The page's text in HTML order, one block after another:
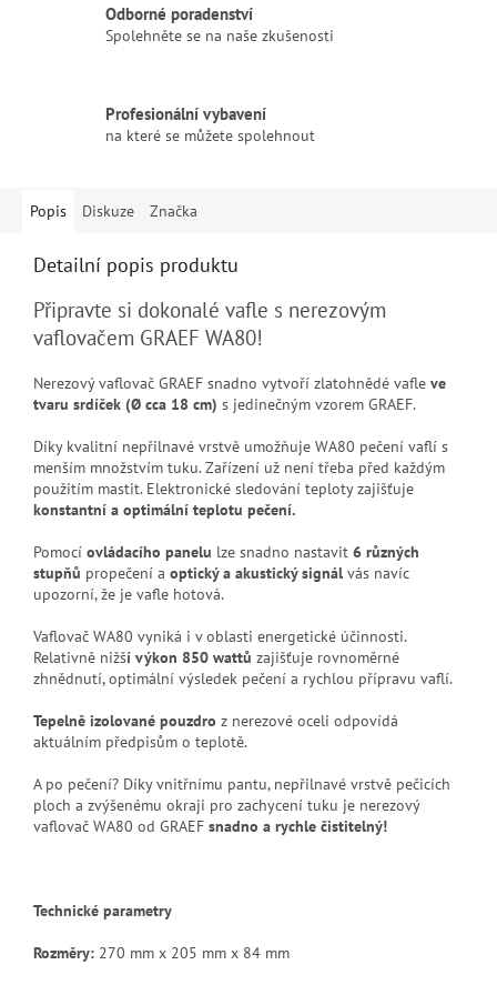
Odborné poradenství
Spolehněte se na naše zkušenosti
Profesionální vybavení
na které se můžete spolehnout
Popis Diskuze Značka
Detailní popis produktu
Připravte si dokonalé vafle s nerezovým
vaflovačem GRAEF WA80!
Nerezový vaflovač GRAEF snadno vytvoří zlatohnědé vafle ve
tvaru srdíček (Ø cca 18 cm) s jedinečným vzorem GRAEF.
Díky kvalitní nepřilnavé vrstvě umožňuje WA80 pečení vaflí s
menším množstvím tuku. Zařízení už není třeba před každým
použitím mastit. Elektronické sledování teploty zajišťuje
konstantní a optimální teplotu pečení.
Pomocí ovládacího panelu lze snadno nastavit 6 různých
stupňů propečení a optický a akustický signál vás navíc
upozorní, že je vafle hotová.
Vaflovač WA80 vyniká i v oblasti energetické účinnosti.
Relativně nižší výkon 850 wattů zajišťuje rovnoměrné
zhnědnutí, optimální výsledek pečení a rychlou přípravu vaflí.
Tepelně izolované pouzdro z nerezové oceli odpovídá
aktuálním předpisům o teplotě.
A po pečení? Díky vnitřnímu pantu, nepřilnavé vrstvě pečicích
ploch a zvýšenému okraji pro zachycení tuku je nerezový
vaflovač WA80 od GRAEF snadno a rychle čistitelný!
Technické parametry
Rozměry: 270 mm x 205 mm x 84 mm